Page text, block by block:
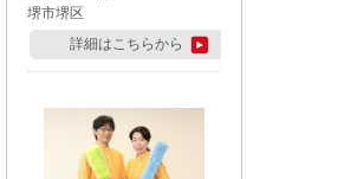
堺市堺区
詳細はこちらから